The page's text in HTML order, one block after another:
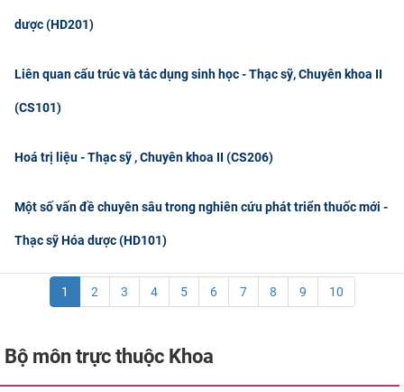
dược (HD201)
Liên quan cấu trúc và tác dụng sinh học - Thạc sỹ, Chuyên khoa II
(CS101)
Hoá trị liệu - Thạc sỹ , Chuyên khoa II (CS206)
Một số vấn đề chuyên sâu trong nghiên cứu phát triển thuốc mới -
Thạc sỹ Hóa dược (HD101)
1 2 3 4 5 6 7 8 9 10
Bộ môn trực thuộc Khoa